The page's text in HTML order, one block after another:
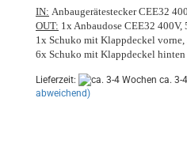
IN: Anbaugerätestecker CEE32
OUT: 1x Anbaudose CEE32 400V,
1x Schuko mit Klappdeckel vorne,
6x Schuko mit Klappdeckel hinten
Lieferzeit: ca. 3-
abweichend)